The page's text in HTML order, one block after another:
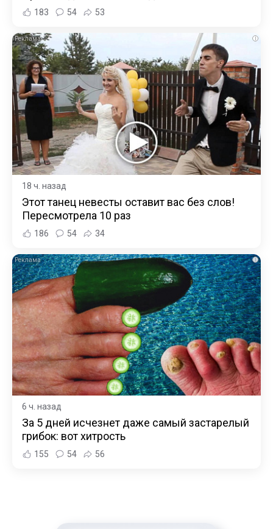
183 54 53
i
18 ч. назад
Этот танец невесты оставит вас без слов!
Пересмотрела 10 раз
186 54 34
i
6 ч. назад
За 5 дней исчезнет даже самый застарелый
грибок: вот хитрость
155 54 56